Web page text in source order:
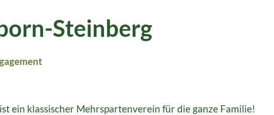
Steinberg
ein klassischer Mehrspartenverein für die ganze Familie!